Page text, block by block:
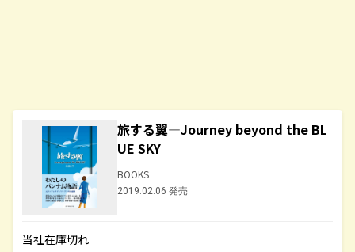
旅する翼―Journey beyond the BL
UE SKY
BOOKS
2019.02.06 発売
当社在庫切れ